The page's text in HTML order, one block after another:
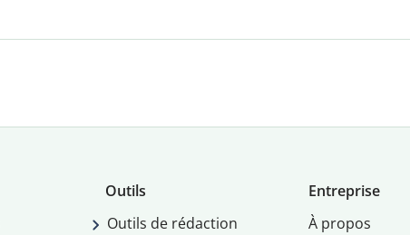
Outils
Outils de rédaction
Entreprise
À propos